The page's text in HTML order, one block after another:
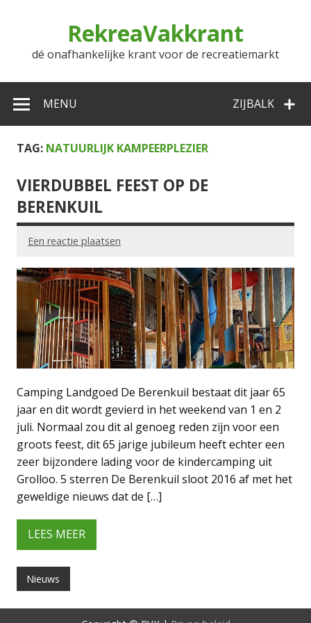
RekreaVakkrant
dé onafhankelijke krant voor de recreatiemarkt
ZIJBALK
MENU
TAG: NATUURLIJK KAMPEERPLEZIER
VIERDUBBEL FEEST OP DE
BERENKUIL
Een reactie plaatsen
Camping Landgoed De Berenkuil bestaat dit jaar 65
jaar en dit wordt gevierd in het weekend van 1 en 2
juli. Normaal zou dit al genoeg reden zijn voor een
groots feest, dit 65 jarige jubileum heeft echter een
zeer bijzondere lading voor de kindercamping uit
Grolloo. 5 sterren De Berenkuil sloot 2016 af met het
geweldige nieuws dat de […]
LEES MEER
Nieuws